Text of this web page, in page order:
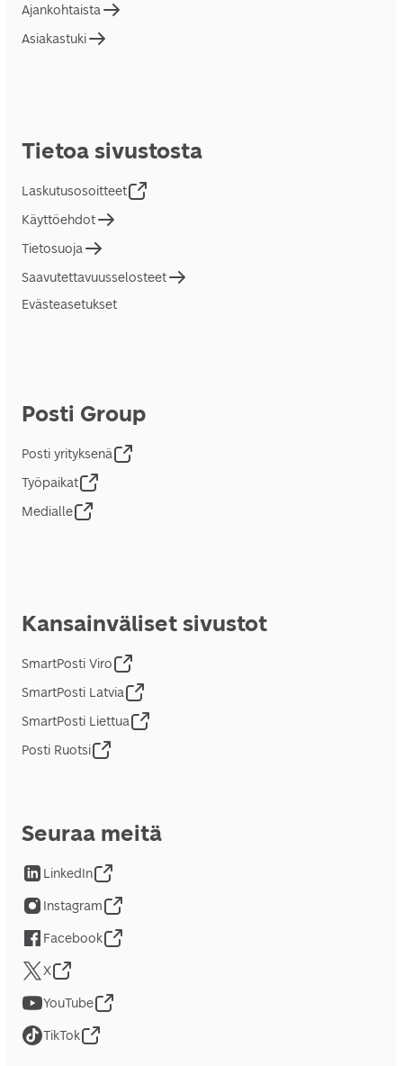
Ajankohtaista
Asiakastuki
Tietoa sivustosta
Laskutusosoitteet
Käyttöehdot
Tietosuoja
Saavutettavuusselosteet
Evästeasetukset
Posti Group
Posti yrityksenä
Työpaikat
Medialle
Kansainväliset sivustot
SmartPosti Viro
SmartPosti Latvia
SmartPosti Liettua
Posti Ruotsi
Seuraa meitä
LinkedIn
Instagram
Facebook
X
YouTube
TikTok